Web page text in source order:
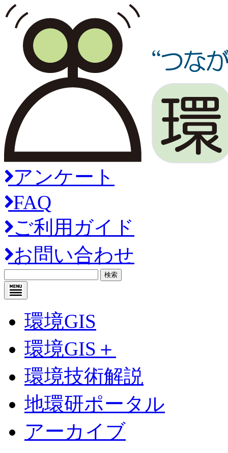
アンケート
FAQ
ご利用ガイド
お問い合わせ
検索
環境GIS
環境GIS＋
環境技術解説
地環研ポータル
アーカイブ